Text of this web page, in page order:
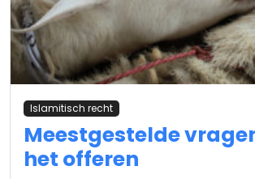
Islamitisch recht
Meestgestelde
het offeren